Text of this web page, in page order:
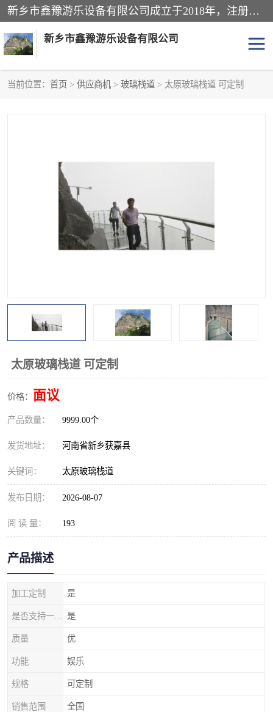
新乡市鑫豫游乐设备有限公司成立于2018年，注册地位于河南省。经营范围包括游乐设备、滑索、滑道、空中自行车、吊桥、拓展器材、攀岩器材、趣桥、悬崖秋千、网红桥、儿童乐园设备、水上乐园设备、丛林穿越设备、音乐呐喊设备、轨道滑车、栈道、玻璃滑道、观景平台、景观包装的设计、制造、销售、安装、维修，景区策划服务。
新乡市鑫豫游乐设备有限公司
当前位置： 首页 > 供应商机 > 玻璃栈道 > 太原玻璃栈道 可定制
太原玻璃栈道 可定制
价格： 面议
产品数量： 9999.00个
发货地址： 河南省新乡获嘉县
关键词： 太原玻璃栈道
发布日期： 2026-08-07
阅 读 量： 193
产品描述
加工定制 是
是
质量 优
功能 娱乐
规格 可定制
销售范围 全国
空中自行车
拓展器材 丛林穿越设备
玻璃栈道